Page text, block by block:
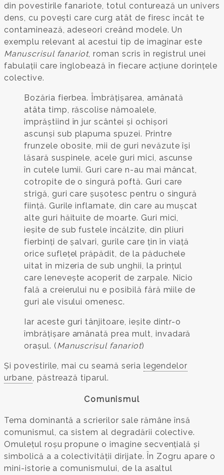
din povestirile fanariote, totul conturează un univers
dens, cu povești care curg atât de firesc încât te
contaminează, adeseori creând modele. Un
exemplu relevant al acestui tip de imaginar este
Manuscrisul fanariot, roman scris în registrul unei
fabulații care înglobează în fiecare acțiune dorințele
colective.
Bozăria fierbea. Îmbrățișarea, amânată
atâta timp, răscolise nămoalele,
împrăștiind în jur scântei și ochișori
ascunși sub plapuma spuzei. Printre
frunzele obosite, mii de guri nevăzute își
lăsară suspinele, acele guri mici, ascunse
în cutele lumii. Guri care n-au mai mâncat,
cotropite de o singură poftă. Guri care
strigă, guri care șușotesc pentru o singură
ființă. Gurile inflamate, din care au mușcat
alte guri hăituite de moarte. Guri mici,
ieșite de sub fustele încălzite, din pliuri
fierbinți de șalvari, gurile care țin în viață
orice suflețel prăpădit, de la păduchele
uitat în mizeria de sub unghii, la prințul
care lenevește acoperit de zarpale. Nicio
fală a creierului nu e posibilă fără miile de
guri ale visului omenesc.
Iar aceste guri tânjitoare, ieșite dintr-o
îmbrățișare amânată prea mult, invadară
orașul. (Manuscrisul fanariot)
Și povestirile, mai cu seamă seria legendelor
urbane , păstrează tiparul.
Comunismul
Tema dominantă a scrierilor sale rămâne însă
comunismul, ca sistem al degradării colective.
Omulețul roșu propune o imagine secvențială și
simbolică a a colectivității dirijate. În Zogru apare o
mini-istorie a comunismului, de la asaltul